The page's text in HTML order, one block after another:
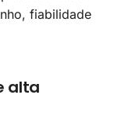
fiabilidade
alta